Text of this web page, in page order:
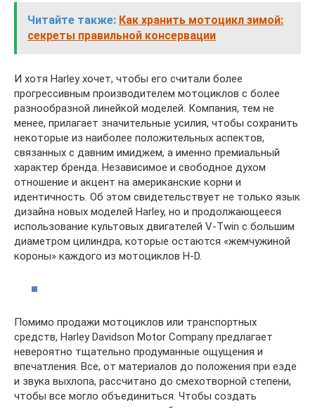
Читайте также: Как хранить мотоцикл зимой:
секреты правильной консервации
И хотя Harley хочет, чтобы его считали более
прогрессивным производителем мотоциклов с более
разнообразной линейкой моделей. Компания, тем не
менее, прилагает значительные усилия, чтобы сохранить
некоторые из наиболее положительных аспектов,
связанных с давним имиджем, а именно премиальный
характер бренда. Независимое и свободное духом
отношение и акцент на американские корни и
идентичность. Об этом свидетельствует не только язык
дизайна новых моделей Harley, но и продолжающееся
использование культовых двигателей V-Twin с большим
диаметром цилиндра, которые остаются «жемчужиной
короны» каждого из мотоциклов H-D.
Помимо продажи мотоциклов или транспортных
средств, Harley Davidson Motor Company предлагает
невероятно тщательно продуманные ощущения и
впечатления. Все, от материалов до положения при езде
и звука выхлопа, рассчитано до смехотворной степени,
чтобы все могло объединиться. Чтобы создать